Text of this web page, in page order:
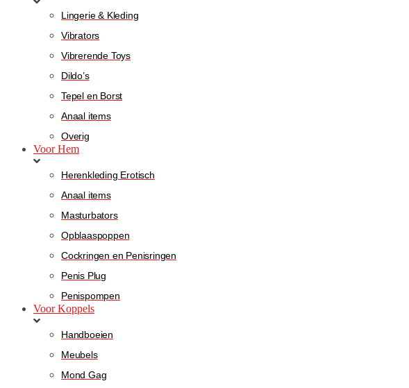
Lingerie & Kleding
Vibrators
Vibrerende Toys
Dildo’s
Tepel en Borst
Anaal items
Overig
Voor Hem
Herenkleding Erotisch
Anaal items
Masturbators
Opblaaspoppen
Cockringen en Penisringen
Penis Plug
Penispompen
Voor Koppels
Handboeien
Meubels
Mond Gag